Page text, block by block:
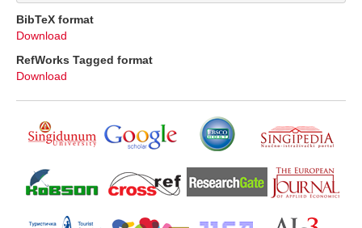
BibTeX format
Download
RefWorks Tagged format
Download